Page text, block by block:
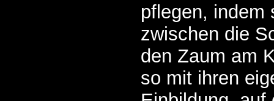
pflegen, indem
zwischen die
den Zaum am
so mit ihren